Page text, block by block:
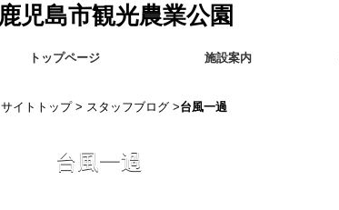
トップページ 施設案内
サイトトップ> スタッフブログ >台風一過
台風一過